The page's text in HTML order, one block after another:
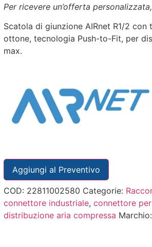
Per ricevere un’offerta
Scatola di giunzione AIRnet R1/2
ottone, tecnologia Push-to-Fit, per
max.
Aggiungi al Preventivo
COD: 22811002580 Categorie:
connettore industriale, connettore
distribuzione aria compressa Marchio: